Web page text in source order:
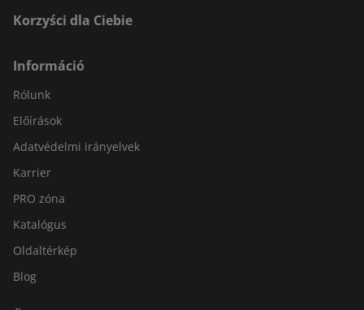
Korzyści dla Ciebie
Információ
Rólunk
Előírások
Adatvédelmi irányelvek
Karrier
PRO zóna
Katalógus
Oldaltérkép
Blog